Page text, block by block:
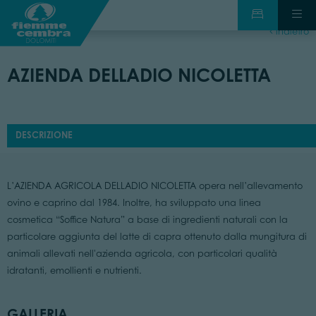
indietro
AZIENDA DELLADIO NICOLETTA
DESCRIZIONE
L’AZIENDA AGRICOLA DELLADIO NICOLETTA opera nell’allevamento
ovino e caprino dal 1984. Inoltre, ha sviluppato una linea
cosmetica “Soffice Natura” a base di ingredienti naturali con la
particolare aggiunta del latte di capra ottenuto dalla mungitura di
animali allevati nell'azienda agricola, con particolari qualità
idratanti, emollienti e nutrienti.